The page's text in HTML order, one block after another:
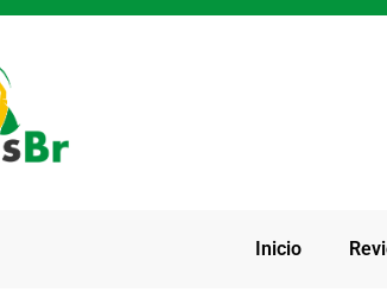
Inicio